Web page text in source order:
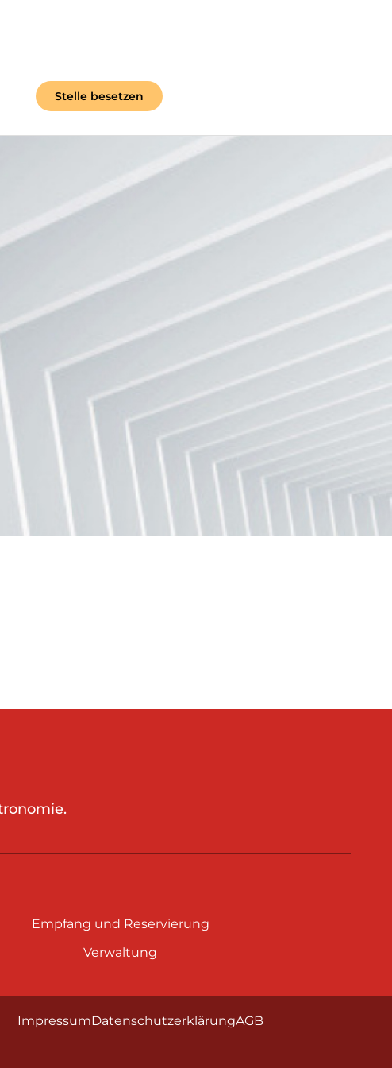
Stelle besetzen
Empfang und Reservierung
Verwaltung
ImpressumDatenschutzerklärungAGB